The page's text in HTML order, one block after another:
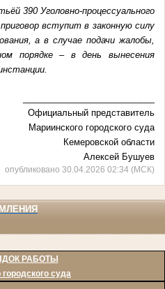
390 Уголовно-процессуального
вступит в законную силу
а в случае подачи жалобы,
порядке – в день вынесения
Официальный представитель
Мариинского городского суда
Кемеровской области
Алексей Бушуев
опубликовано 30.04.2026 02:34 (МСК)
РАБОТЫ
городского суда